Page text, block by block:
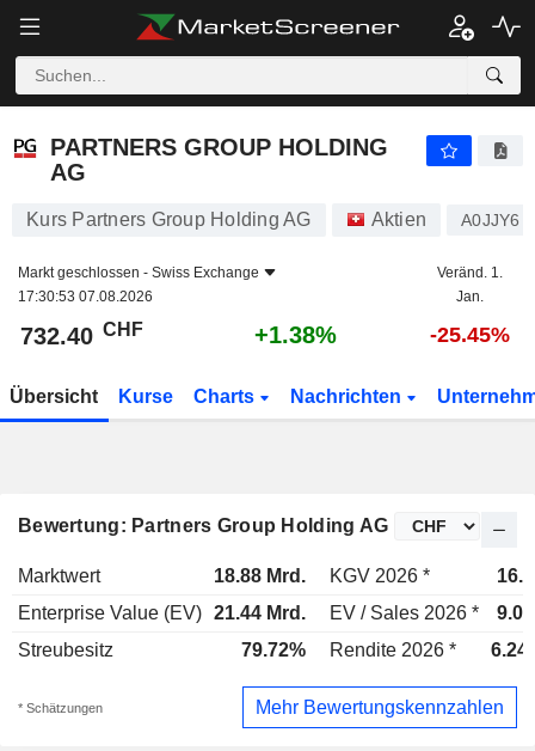
PARTNERS GROUP HOLDING
AG
Kurs Partners Group Holding AG Aktien A0JJY6
Markt geschlossen - Swiss Exchange
17:30:53 07.08.2026
Veränd. 1.
Jan.
732.40 CHF +1.38% -25.45%
Übersicht Kurse Charts Nachrichten
Bewertung: Partners Group Holding AG
Marktwert 18.88 Mrd. KGV 2026 *
Enterprise Value (EV) 21.44 Mrd. EV / Sales 2026 *
Streubesitz
79.72% Rendite 2026 *
* Schätzungen Mehr Bewertungskennzahlen